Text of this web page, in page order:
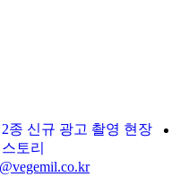
종 신규 광고 촬영 현장
토리